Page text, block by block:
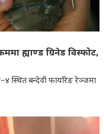
ह्याण्ड ग्रिनेड विस्फोट,
स्थित बन्देवी फायरिङ रेञ्जमा